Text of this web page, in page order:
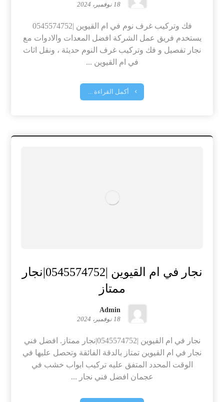
18 نوفمبر، 2024
فك وتركيب غرف نوم في ام القيوين |0545574752
يستخدم فريق عمل الشركة افضل المعدات والادوات مع
نجار تفصيل و فك وتركيب غرف النوم حديثة ، ونقل اثاث
في ام القيوين ...
أكمل القراءة ...
نجار في ام القيوين |0545574752|نجار
ممتاز
Admin
18 نوفمبر، 2024
نجار في ام القيوين |0545574752|نجار ممتاز. افضل فني
نجار في ام القيوين تمتاز بالدقة الفائقة وتحصل عليها في
الوقت المحدد المتفق عليه تركيب ابواب خشب في
عجمان افضل فني نجار ...